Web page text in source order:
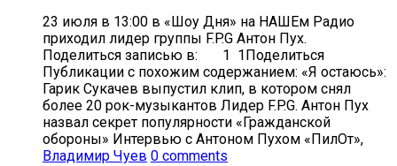
23 июля в 13:00 в «Шоу Дня» на НАШЕм Радио
приходил лидер группы F.P.G Антон Пух.
Поделиться записью в: 1 1Поделиться
Публикации с похожим содержанием: «Я остаюсь»:
Гарик Сукачев выпустил клип, в котором снял
более 20 рок-музыкантов Лидер F.P.G. Антон Пух
назвал секрет популярности «Гражданской
обороны» Интервью с Антоном Пухом «ПилОт»,
Владимир Чуев 0 comments